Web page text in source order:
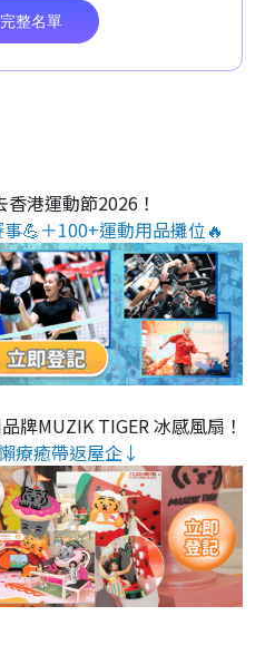
香港運動節2026！
💪＋100+運動用品攤位🔥
牌MUZIK TIGER 冰感風扇！
療癒帶返屋企↓